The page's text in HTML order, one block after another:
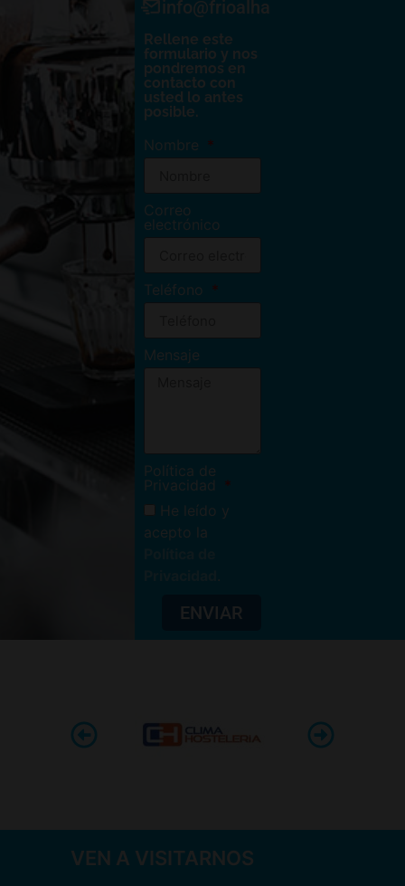
info@frioalhambra.com
Rellene este
formulario y nos
pondremos en
contacto con
usted lo antes
posible.
Nombre
Correo
electrónico
Teléfono
Mensaje
Política de
Privacidad
He leído y
acepto la
ENVIAR
VEN A VISITARNOS